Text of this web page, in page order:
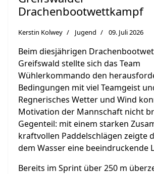
Drachenbootwettkampf
Kerstin Kolwey Jugend 09. Juli 2026
Beim diesjährigen
Greifswald stellte sich das Team
Wühlerkommando den
Bedingungen mit viel Teamgeist
Regnerisches Wetter und Wind
Motivation der Mannschaft nicht
Gegenteil: mit einem starken
kraftvollen Paddelschlägen zeigte
dem Wassereine beeindruckende
Bereits im Sprint über 250 m